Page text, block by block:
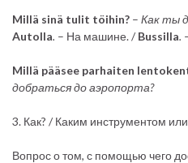
Millä sinä tulit töihin? – Как ты
Autolla. – На машине. / Bussilla.
Millä pääsee parhaiten
добраться до аэропорта?
3. Как? / Каким инструментом
Вопрос о том, с помощью чего